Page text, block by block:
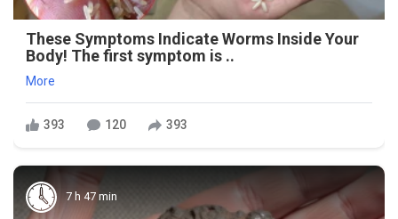
These Symptoms Indicate Worms Inside Your
Body! The first symptom is ..
More
393 120 393
7 h 47 min